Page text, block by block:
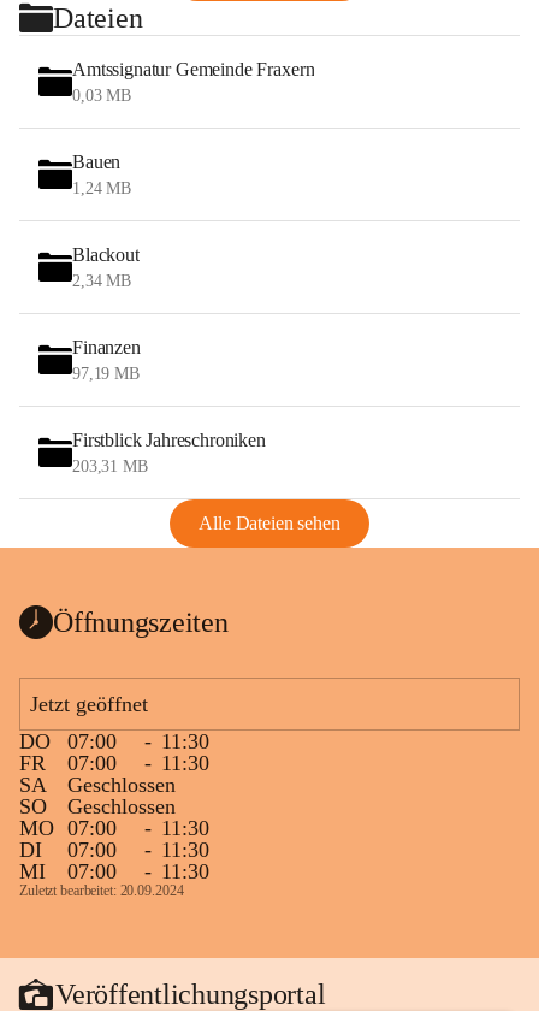
Dateien
Amtssignatur Gemeinde Fraxern
0,03 MB
Bauen
1,24 MB
Blackout
2,34 MB
Finanzen
97,19 MB
Firstblick Jahreschroniken
203,31 MB
Alle Dateien sehen
Öffnungszeiten
Jetzt geöffnet
DO
07:00 - 11:30
FR
07:00 - 11:30
SA
Geschlossen
SO
Geschlossen
MO 07:00 - 11:30
DI
07:00 - 11:30
MI
07:00 - 11:30
Zuletzt bearbeitet: 20.09.2024
Veröffentlichungsportal